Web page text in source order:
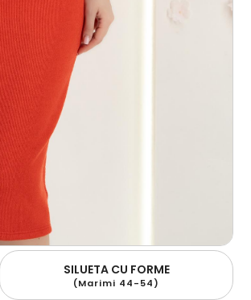
SILUETA CU FORME
(Marimi 44-54)